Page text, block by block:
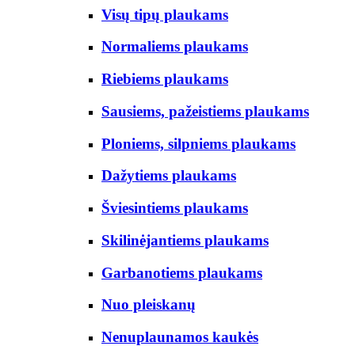
Visų tipų plaukams
Normaliems plaukams
Riebiems plaukams
Sausiems, pažeistiems plaukams
Ploniems, silpniems plaukams
Dažytiems plaukams
Šviesintiems plaukams
Skilinėjantiems plaukams
Garbanotiems plaukams
Nuo pleiskanų
Nenuplaunamos kaukės